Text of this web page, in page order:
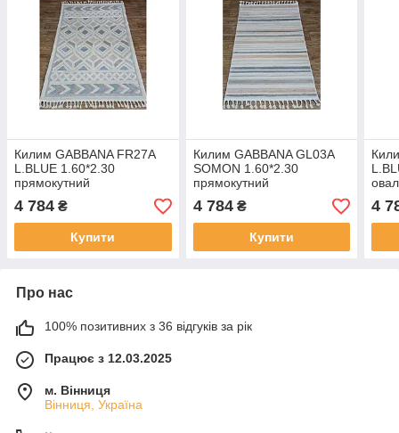
Килим GABBANA FR27A
L.BLUE 1.60*2.30
прямокутний
4 784 ₴
Купити
Килим GABBANA GL03A
SOMON 1.60*2.30
прямокутний
4 784₴
Купити
4
Про нас
100% позитивних з 36 відгуків за рік
Працює з 12.03.2025
м. Вінниця
Вінниця, Україна